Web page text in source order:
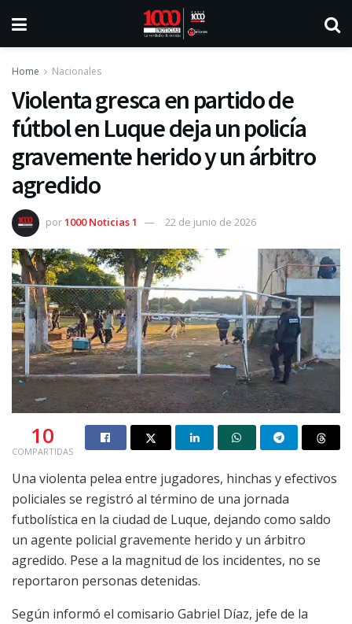
Home Nacionales
Violenta gresca en partido de
fútbol en Luque deja un policía
gravemente herido y un árbitro
agredido
por1000 Noticias 1 22 de junio de 2026
10
COMPARTIDAS
Una violenta pelea entre jugadores, hinchas y efectivos
policiales se registró al término de una jornada
futbolística en la ciudad de Luque, dejando como saldo
un agente policial gravemente herido y un árbitro
agredido. Pese a la magnitud de los incidentes, no se
reportaron personas detenidas.
Según informó el comisario Gabriel Díaz, jefe de la